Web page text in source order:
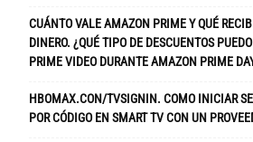
CUÁNTO VALE AMAZON PRIME Y QUÉ
DINERO. ¿QUÉ TIPO DE DESCUENTOS
PRIME VIDEO DURANTE AMAZON PRIME
HBOMAX.CON/TVSIGNIN. COMO INICIAR
POR CÓDIGO EN SMART TV CON UN